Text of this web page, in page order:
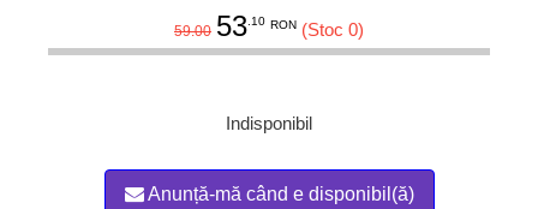
59.00 53.10 RON (Stoc 0)
Indisponibil
Anunță-mă când e disponibil(ă)